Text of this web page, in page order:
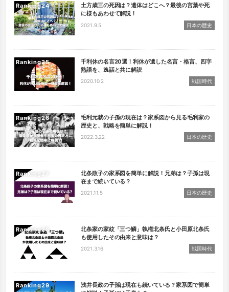
Ranking
土方歳三の死因は？遺体はどこへ？最後の言葉や死
に様もあわせて解説！
2021.9.5 日本の歴史
Ranking
千利休の名言20選！利休が遺した名言・格言、四字
熟語を、逸話と共に解説
2020.10.2 戦国時代
Ranking
毛利元就の子孫の現在は？家系図から見る毛利家の
歴史と、戦略を簡単に解説！
2022.3.22 日本の歴史
Ranking
北条政子の家系図を簡単に解説！兄弟は？子孫は現
在まで続いている？
2021.11.5 日本の歴史
Ranking
北条家の家紋「三つ鱗」執権北条氏と小田原北条氏
も使用したその由来と意味は？
2021.3.16 戦国時代
Ranking
浅井長政の子孫は現在も続いている？家系図で簡単